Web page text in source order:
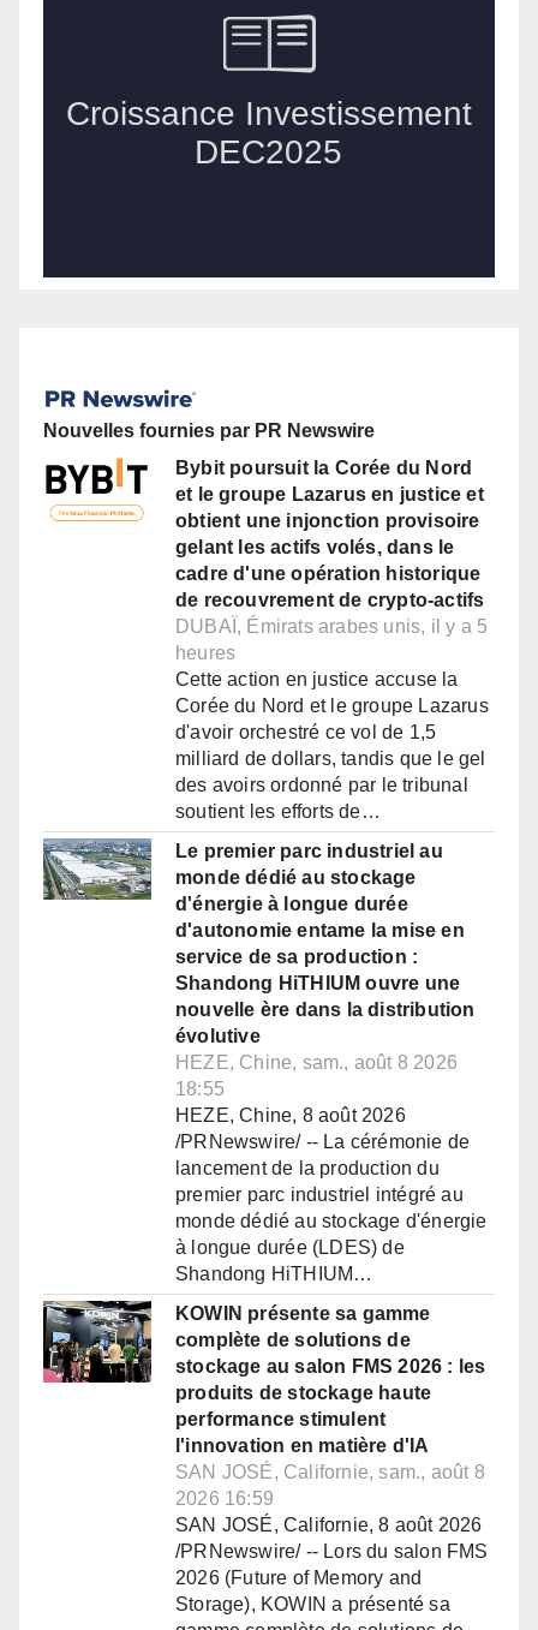
Nouvelles fournies par PR Newswire
Bybit poursuit la Corée du Nord
et le groupe Lazarus en justice et
obtient une injonction provisoire
gelant les actifs volés, dans le
cadre d'une opération historique
de recouvrement de crypto-actifs
DUBAÏ, Émirats arabes unis, il y a 5
heures
Cette action en justice accuse la
Corée du Nord et le groupe Lazarus
d'avoir orchestré ce vol de 1,5
milliard de dollars, tandis que le gel
des avoirs ordonné par le tribunal
soutient les efforts de…
Le premier parc industriel au
monde dédié au stockage
d'énergie à longue durée
d'autonomie entame la mise en
service de sa production :
Shandong HiTHIUM ouvre une
nouvelle ère dans la distribution
évolutive
HEZE, Chine, sam., août 8 2026
18:55
HEZE, Chine, 8 août 2026
/PRNewswire/ -- La cérémonie de
lancement de la production du
premier parc industriel intégré au
monde dédié au stockage d'énergie
à longue durée (LDES) de
Shandong HiTHIUM…
KOWIN présente sa gamme
complète de solutions de
stockage au salon FMS 2026 : les
produits de stockage haute
performance stimulent
l'innovation en matière d'IA
SAN JOSÉ, Californie, sam., août 8
2026 16:59
SAN JOSÉ, Californie, 8 août 2026
/PRNewswire/ -- Lors du salon FMS
2026 (Future of Memory and
Storage), KOWIN a présenté sa